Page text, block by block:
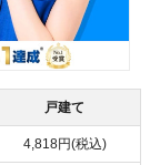
戸建て
4,818円(税込)